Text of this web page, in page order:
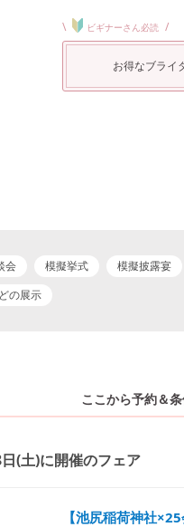
\ ビギナーさん必読 /
お得なブライ
会 模擬挙式 模擬披露宴
の展示
ここから予約＆条
(土)に開催のフェア
【池尻稲荷神社